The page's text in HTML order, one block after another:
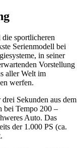
sportlicheren
Serienmodell bei
in seiner
Vorstellung
aller Welt im
werfen.
Sekunden aus dem
bei Tempo 200 –
Auto. Das
der 1.000 PS (ca.